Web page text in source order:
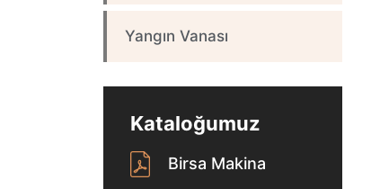
Yangın Vanası
Kataloğumuz
Birsa Makina